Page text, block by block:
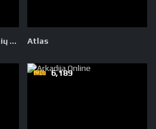
Teisingumo lyga: begalinių žemių krizė – pirmoji dalis Atlas
6,189